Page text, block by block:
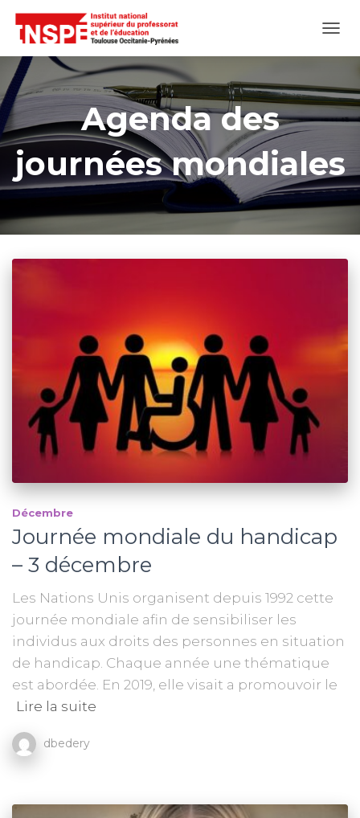
LA
Agenda des
journées mondiales
Décembre
Journée mondiale du handicap
– 3 décembre
Les Nations Unis organisent depuis 1992 cette
journée mondiale afin de sensibiliser les
individus aux droits des personnes en situation
de handicap. Chaque année une thématique
est abordée. En 2019, elle visait a promouvoir le
Lire la suite
dbedery